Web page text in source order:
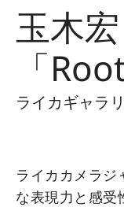
玉木
「
ライカギャラ
ライカカメラ
な表現力と感受